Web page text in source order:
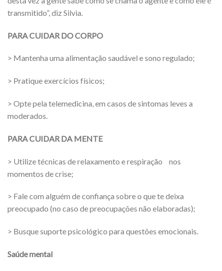
transmitido”, diz Silvia.
PARA CUIDAR DO CORPO
> Mantenha uma alimentação saudável e sono regulado;
> Pratique exercícios físicos;
> Opte pela telemedicina, em casos de sintomas leves a
moderados.
PARA CUIDAR DA MENTE
> Utilize técnicas de relaxamento e respiração nos
momentos de crise;
> Fale com alguém de confiança sobre o que te deixa
preocupado (no caso de preocupações não elaboradas);
> Busque suporte psicológico para questões emocionais.
Saúde mental